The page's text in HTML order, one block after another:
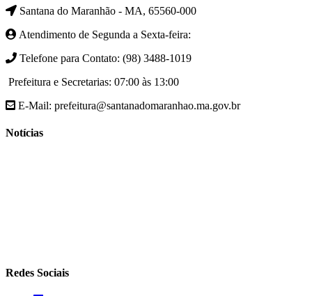
Santana do Maranhão - MA, 65560-000
Atendimento de Segunda a Sexta-feira:
Telefone para Contato: (98) 3488-1019
Prefeitura e Secretarias: 07:00 às 13:00
E-Mail: prefeitura@santanadomaranhao.ma.gov.br
Notícias
Redes Sociais